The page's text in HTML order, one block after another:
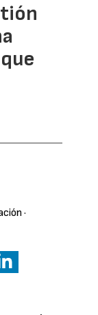
·